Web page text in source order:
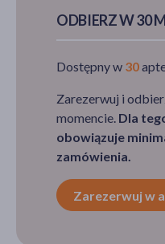
ODBIERZ W 30
Dostępny w 30
Zarezerwuj i
momencie. Dla
obowiązuje
zamówienia.
Zarezerwuj w